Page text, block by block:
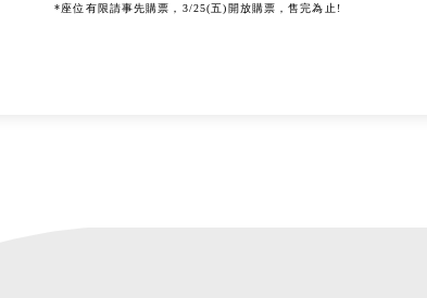
*座位有限請事先購票，3/25(五)開放購票，售完為止!